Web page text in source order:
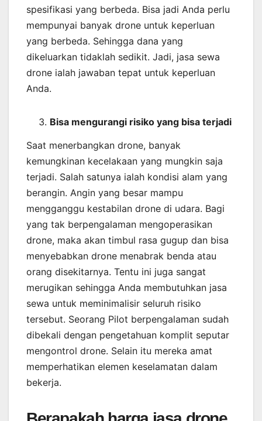
spesifikasi yang berbeda. Bisa jadi Anda perlu
mempunyai banyak drone untuk keperluan
yang berbeda. Sehingga dana yang
dikeluarkan tidaklah sedikit. Jadi, jasa sewa
drone ialah jawaban tepat untuk keperluan
Anda.
Bisa mengurangi risiko yang bisa terjadi
Saat menerbangkan drone, banyak
kemungkinan kecelakaan yang mungkin saja
terjadi. Salah satunya ialah kondisi alam yang
berangin. Angin yang besar mampu
mengganggu kestabilan drone di udara. Bagi
yang tak berpengalaman mengoperasikan
drone, maka akan timbul rasa gugup dan bisa
menyebabkan drone menabrak benda atau
orang disekitarnya. Tentu ini juga sangat
merugikan sehingga Anda membutuhkan jasa
sewa untuk meminimalisir seluruh risiko
tersebut. Seorang Pilot berpengalaman sudah
dibekali dengan pengetahuan komplit seputar
mengontrol drone. Selain itu mereka amat
memperhatikan elemen keselamatan dalam
bekerja.